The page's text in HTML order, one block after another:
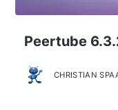
Peertube
CHRISTIAN